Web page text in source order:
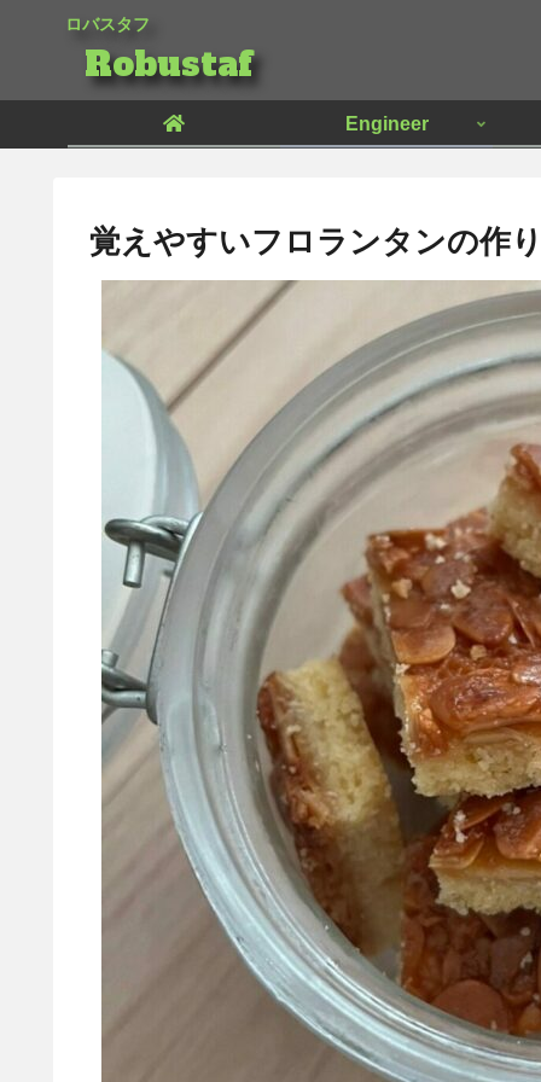
ロバスタフ
Robustaf
Engineer
覚えやすいフロランタンの作